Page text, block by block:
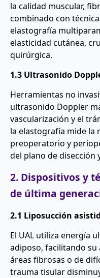
la calidad muscular,
combinado con
elastografía
elasticidad cutánea,
quirúrgica.
1.3 Ultrasonido
Herramientas no
ultrasonido Doppler
vascularización y el
la elastografía mide la
preoperatorio y
del plano de disección
2. Dispositivos y
de última
2.1 Liposucción
El UAL utiliza energía
adiposo, facilitando su
áreas fibrosas o de
trauma tisular